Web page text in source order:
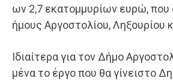
ων 2,7 εκατομμυρίων ευρώ,
ήμους Αργοστολίου, Ληξουρίου
Ιδιαίτερα για τον Δήμο
μένα το έργο που θα γίνειστο